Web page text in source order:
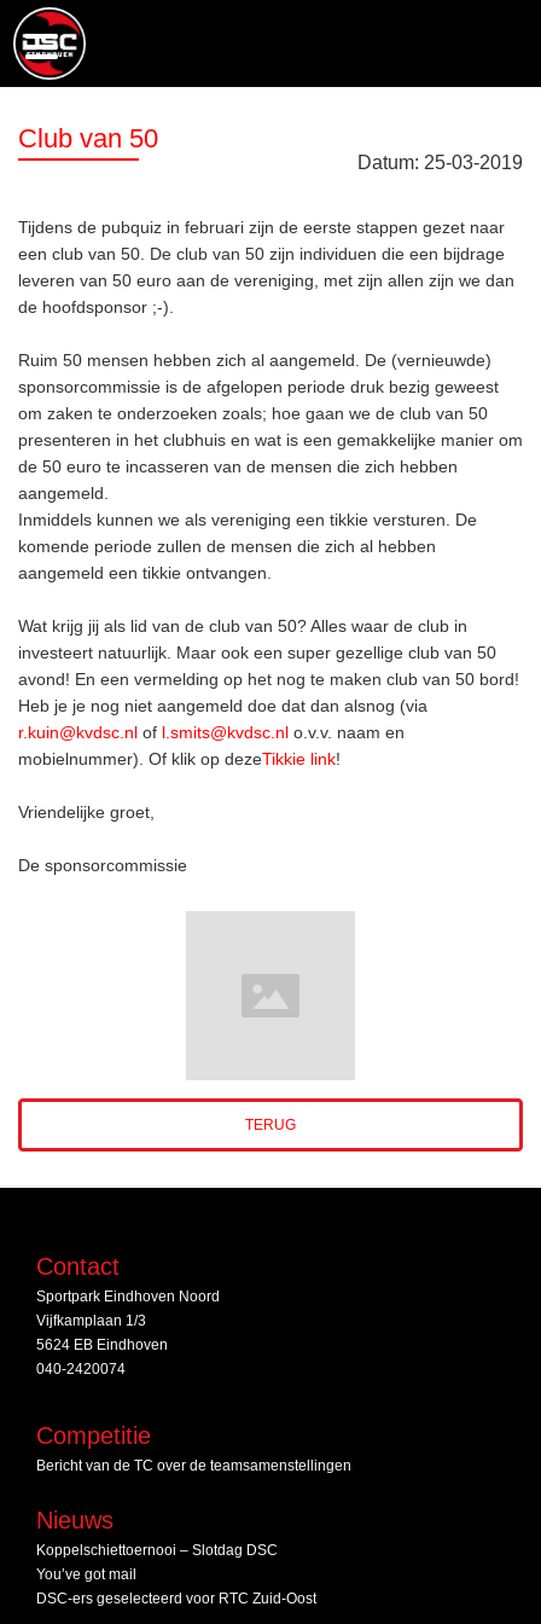
Club van 50
Datum: 25-03-2019
Tijdens de pubquiz in februari zijn de eerste stappen gezet naar
een club van 50. De club van 50 zijn individuen die een bijdrage
leveren van 50 euro aan de vereniging, met zijn allen zijn we dan
de hoofdsponsor ;-).
Ruim 50 mensen hebben zich al aangemeld. De (vernieuwde)
sponsorcommissie is de afgelopen periode druk bezig geweest
om zaken te onderzoeken zoals; hoe gaan we de club van 50
presenteren in het clubhuis en wat is een gemakkelijke manier om
de 50 euro te incasseren van de mensen die zich hebben
aangemeld.
Inmiddels kunnen we als vereniging een tikkie versturen. De
komende periode zullen de mensen die zich al hebben
aangemeld een tikkie ontvangen.
Wat krijg jij als lid van de club van 50? Alles waar de club in
investeert natuurlijk. Maar ook een super gezellige club van 50
avond! En een vermelding op het nog te maken club van 50 bord!
Heb je je nog niet aangemeld doe dat dan alsnog (via
r.kuin@kvdsc.nl of l.smits@kvdsc.nl o.v.v. naam en
mobielnummer). Of klik op dezeTikkie link!
Vriendelijke groet,
De sponsorcommissie
TERUG
Contact
Sportpark Eindhoven Noord
Vijfkamplaan 1/3
5624 EB Eindhoven
040-2420074
Competitie
Bericht van de TC over de teamsamenstellingen
Nieuws
Koppelschiettoernooi – Slotdag DSC
You’ve got mail
DSC‑ers geselecteerd voor RTC Zuid‑Oost